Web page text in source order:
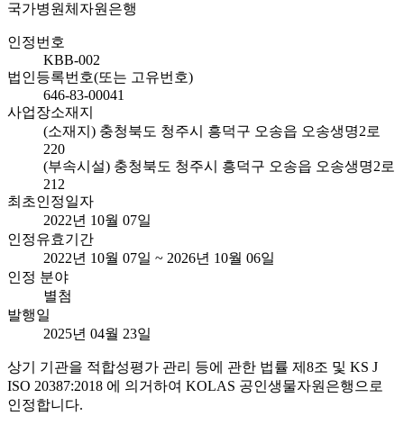
국가병원체자원은행
인정번호
KBB-002
법인등록번호(또는 고유번호)
646-83-00041
사업장소재지
(소재지) 충청북도 청주시 흥덕구 오송읍 오송생명2로
220
(부속시설) 충청북도 청주시 흥덕구 오송읍 오송생명2로
212
최초인정일자
2022년 10월 07일
인정유효기간
2022년 10월 07일 ~ 2026년 10월 06일
인정 분야
별첨
발행일
2025년 04월 23일
상기 기관을 적합성평가 관리 등에 관한 법률 제8조 및 KS J
ISO 20387:2018 에 의거하여 KOLAS 공인생물자원은행으로
인정합니다.